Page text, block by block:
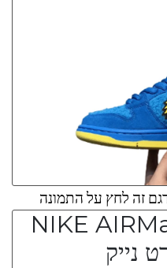
זה לחץ על התמונה
NIKE
נייק